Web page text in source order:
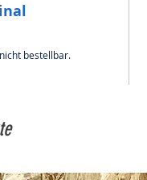
bestellbar.